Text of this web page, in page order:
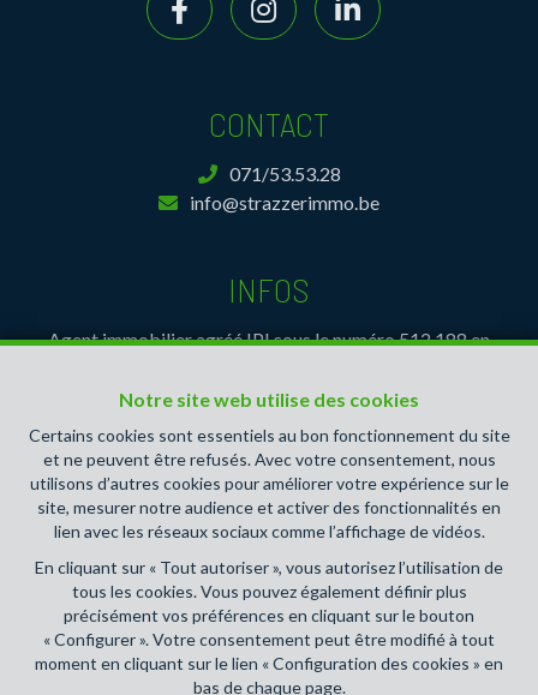
Notre site web utilise des cookies
Certains cookies sont essentiels au bon fonctionnement du site
et ne peuvent être refusés. Avec votre consentement, nous
utilisons d’autres cookies pour améliorer votre expérience sur le
site, mesurer notre audience et activer des fonctionnalités en
lien avec les réseaux sociaux comme l’affichage de vidéos.
En cliquant sur « Tout autoriser », vous autorisez l’utilisation de
tous les cookies. Vous pouvez également définir plus
précisément vos préférences en cliquant sur le bouton
« Configurer ». Votre consentement peut être modifié à tout
moment en cliquant sur le lien « Configuration des cookies » en
bas de chaque page.
CONTACT
071/53.53.28
info@strazzerimmo.be
INFOS
Agent immobilier agréé IPI sous le numéro 512.188 en
agents immobiliers, rue du Luxembourg 16B, 1000 Bruxelles
(+32 2 505 38 50 - info@ipi.be) - Soumis au
code
déontologique de l’ IPI
RC professionnelle et cautionnement via AXA Belgium SA,
Place du Trône 1, 1000 Bruxelles – police n° 730.390.160.
Couverture valable pour les activités réalisées en Belgique
Giuseppe STRAZZERIexerce l'activité d'Agent
Immobilier dans le cadre de la Société à Responsabilité
Limitée (SRL) dénommée" STRAZZERI'MMO "